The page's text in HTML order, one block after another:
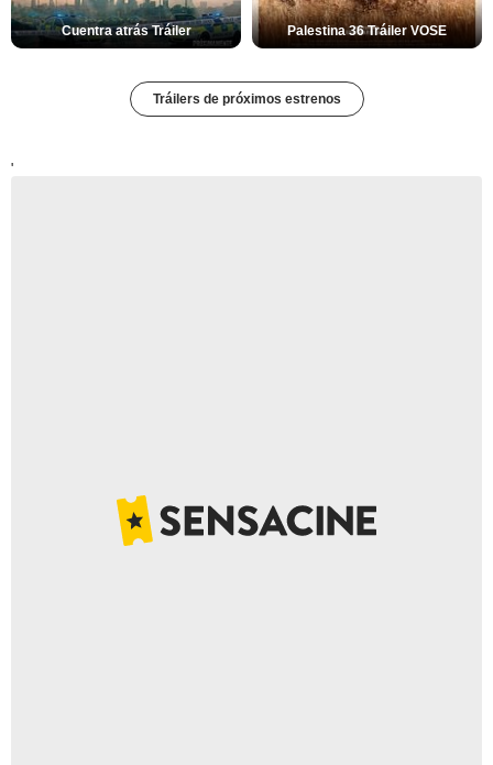
Cuentra atrás Tráiler Palestina 36 Tráiler VOSE
Tráilers de próximos estrenos
'